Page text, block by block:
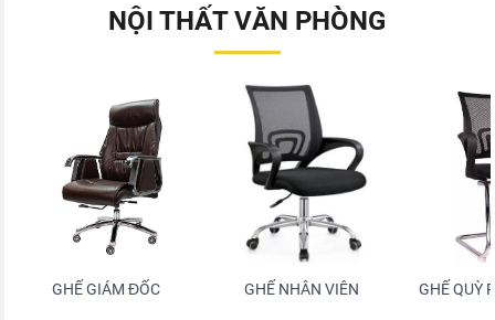
NỘI THẤT VĂN PHÒNG
GHẾ GIÁM ĐỐC GHẾ NHÂN VIÊN GHẾ QUỲ